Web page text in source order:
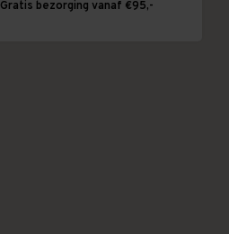
Gratis bezorging vanaf €95,-